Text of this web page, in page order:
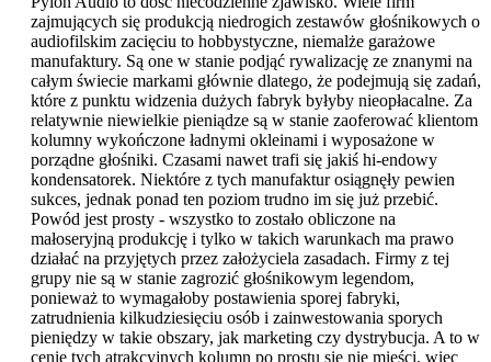
zajmujących się produkcją niedrogich zestawów głośnikowych o
audiofilskim zacięciu to hobbystyczne, niemalże garażowe
manufaktury. Są one w stanie podjąć rywalizację ze znanymi na
całym świecie markami głównie dlatego, że podejmują się zadań,
które z punktu widzenia dużych fabryk byłyby nieopłacalne. Za
relatywnie niewielkie pieniądze są w stanie zaoferować klientom
kolumny wykończone ładnymi okleinami i wyposażone w
porządne głośniki. Czasami nawet trafi się jakiś hi-endowy
kondensatorek. Niektóre z tych manufaktur osiągnęły pewien
sukces, jednak ponad ten poziom trudno im się już przebić.
Powód jest prosty - wszystko to zostało obliczone na
małoseryjną produkcję i tylko w takich warunkach ma prawo
działać na przyjętych przez założyciela zasadach. Firmy z tej
grupy nie są w stanie zagrozić głośnikowym legendom,
ponieważ to wymagałoby postawienia sporej fabryki,
zatrudnienia kilkudziesięciu osób i zainwestowania sporych
pieniędzy w takie obszary, jak marketing czy dystrybucja. A to w
cenie tych atrakcyjnych kolumn po prostu się nie mieści, więc